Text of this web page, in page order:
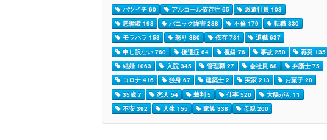
バツイチ 60
アルコール依存症 65
派遣社員 103
悪循環 198
パニック障害 288 不倫 179
転職 830
モラハラ 153
怒り 880 依存 781
退職 637
申し訳ない 760
後遺症 64 復縁 76 事故 250
再発 135
結婚 1063
入院 345 管理職 27 会社員 68
弁護士 75
コロナ 416
独身 67 建築士 2 実家 213
お菓子 28
35歳 7
恋人 54 裁判 5 仕事 520
大腸がん 11
不安 392
人生 155 家族 338 母親 200